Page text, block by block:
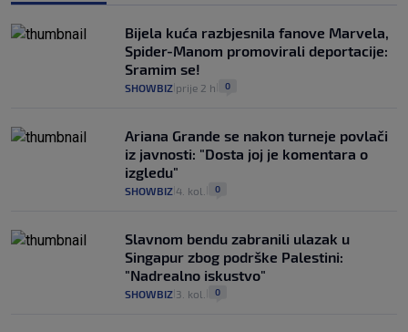
Bijela kuća razbjesnila fanove Marvela,
Spider-Manom promovirali deportacije:
Sramim se!
SHOWBIZ prije 2 h 0
Ariana Grande se nakon turneje povlači
iz javnosti: "Dosta joj je komentara o
izgledu"
SHOWBIZ 4. kol. 0
Slavnom bendu zabranili ulazak u
Singapur zbog podrške Palestini:
"Nadrealno iskustvo"
SHOWBIZ 3. kol. 0